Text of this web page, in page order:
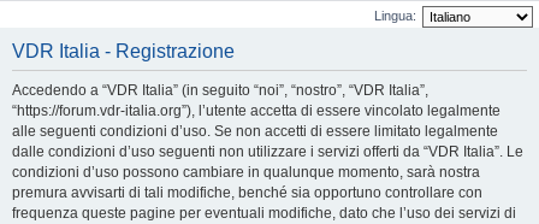
e
Lingua:
VDR Italia - Registrazione
Accedendo a “VDR Italia” (in seguito “noi”, “nostro”, “VDR Italia”,
“https://forum.vdr-italia.org”), l’utente accetta di essere vincolato legalmente
alle seguenti condizioni d’uso. Se non accetti di essere limitato legalmente
dalle condizioni d’uso seguenti non utilizzare i servizi offerti da “VDR Italia”. Le
condizioni d’uso possono cambiare in qualunque momento, sarà nostra
premura avvisarti di tali modifiche, benché sia opportuno controllare con
frequenza queste pagine per eventuali modifiche, dato che l’uso dei servizi di